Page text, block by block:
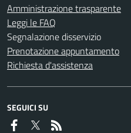
Amministrazione trasparente
Leggi le FAQ
Segnalazione disservizio
Prenotazione appuntamento
Richiesta d'assistenza
SEGUICI SU